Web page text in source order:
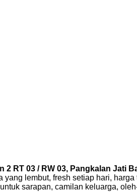
2 RT 03 / RW 03, Pangkalan Jati
lembut, fresh setiap hari,
sarapan, camilan keluarga,